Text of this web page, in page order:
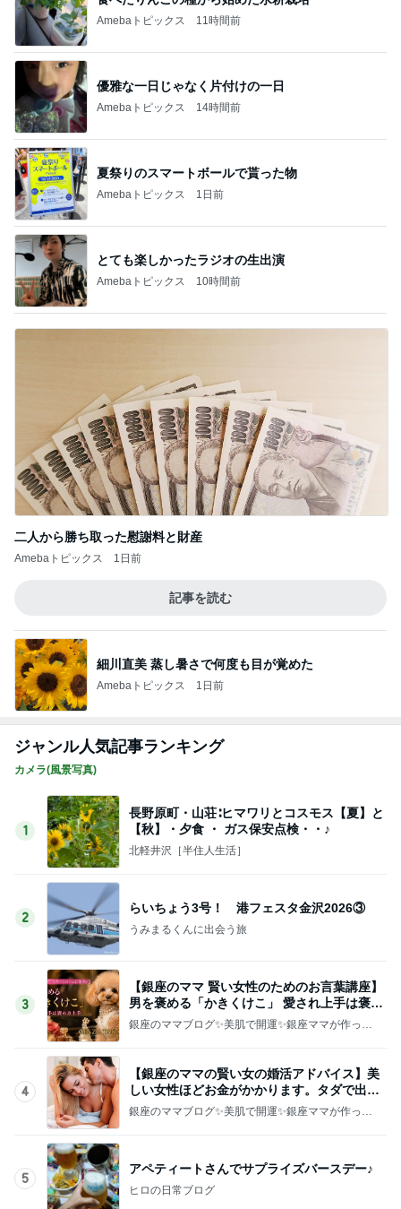
Amebaトピックス 11時間前
優雅な一日じゃなく片付けの一日
Amebaトピックス 14時間前
夏祭りのスマートボールで貰った物
Amebaトピックス 1日前
とても楽しかったラジオの生出演
Amebaトピックス 10時間前
二人から勝ち取った慰謝料と財産
Amebaトピックス 1日前
記事を読む
細川直美 蒸し暑さで何度も目が覚めた
Amebaトピックス 1日前
ジャンル人気記事ランキング
カメラ(風景写真)
1
長野原町・山荘∶ヒマワリとコスモス【夏】と
【秋】・夕食 ・ ガス保安点検・・♪
北軽井沢［半住人生活］
2
らいちょう3号！ 港フェスタ金沢2026③
うみまるくんに出会う旅
3
【銀座のママ 賢い女性のためのお言葉講座】
男を褒める「かきくけこ」 愛され上手は褒め
方上手
銀座のママブログ✨美肌で開運✨銀座ママが作った
4
【銀座のママの賢い女の婚活アドバイス】美
しい女性ほどお金がかかります。タダで出会
えると思うなよ
銀座のママブログ✨美肌で開運✨銀座ママが作った
5
アペティートさんでサプライズバースデー♪
ヒロの日常ブログ